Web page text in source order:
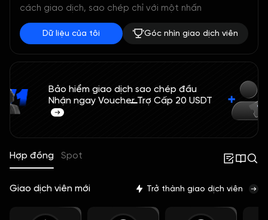
cách giao dịch, sao chép chỉ với một nhấn
Dữ liệu của tôi Góc nhìn giao dịch viên
Bảo hiểm giao dịch sao chép đầu
Nhận ngay Voucher Trợ Cấp 20 USDT
Hợp đồng Spot
Giao dịch viên mới Trở thành giao dịch viên